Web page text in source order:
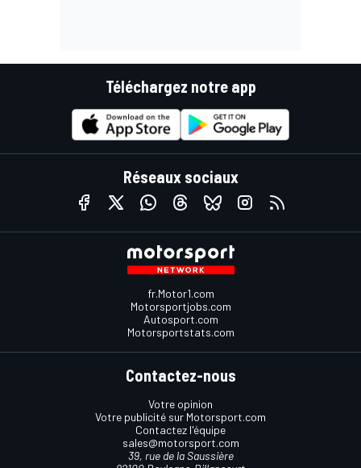
Téléchargez notre app
Réseaux sociaux
fr.Motor1.com
Motorsportjobs.com
Autosport.com
Motorsportstats.com
Contactez-nous
Votre opinion
Votre publicité sur Motorsport.com
Contactez l'équipe
sales@motorsport.com
39, rue de la Saussière